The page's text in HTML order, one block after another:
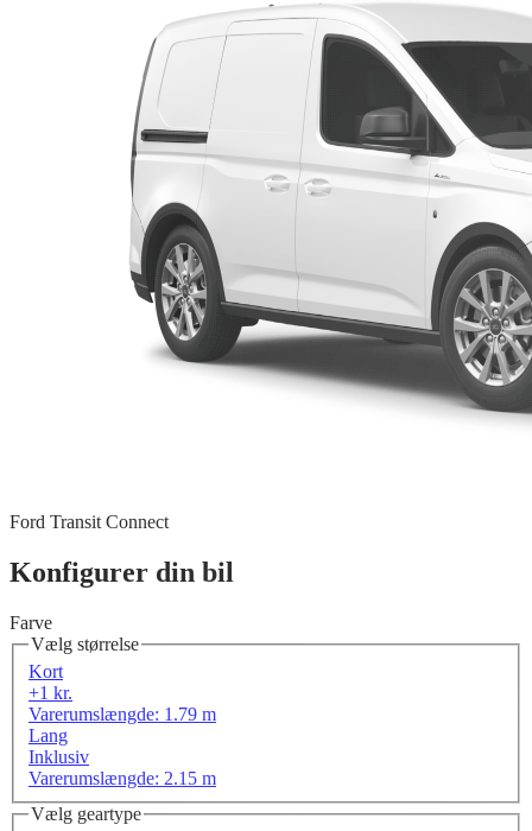
Ford Transit Connect
Konfigurer din bil
Farve
Vælg størrelse
Kort
+1 kr.
Varerumslængde: 1.79 m
Lang
Inklusiv
Varerumslængde: 2.15 m
Vælg geartype